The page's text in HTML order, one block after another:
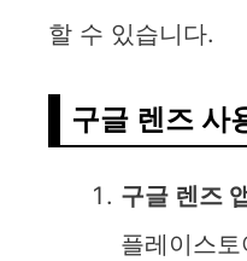
할 수 있습니다.
구글 렌즈 사
구글 렌즈
플레이스